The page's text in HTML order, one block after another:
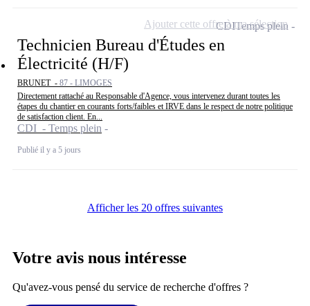
Technicien Bureau d'Études en
Électricité (H/F)
BRUNET - 87 - LIMOGES
Directement rattaché au Responsable d'Agence, vous intervenez durant toutes les
étapes du chantier en courants forts/faibles et IRVE dans le respect de notre politique
de satisfaction client. En...
CDI - Temps plein
Publié il y a 5 jours
CDITemps plein
Ajouter cette offre à ma sélection
Afficher les 20 offres suivantes
Votre avis nous intéresse
Qu'avez-vous pensé du service de recherche d'offres ?